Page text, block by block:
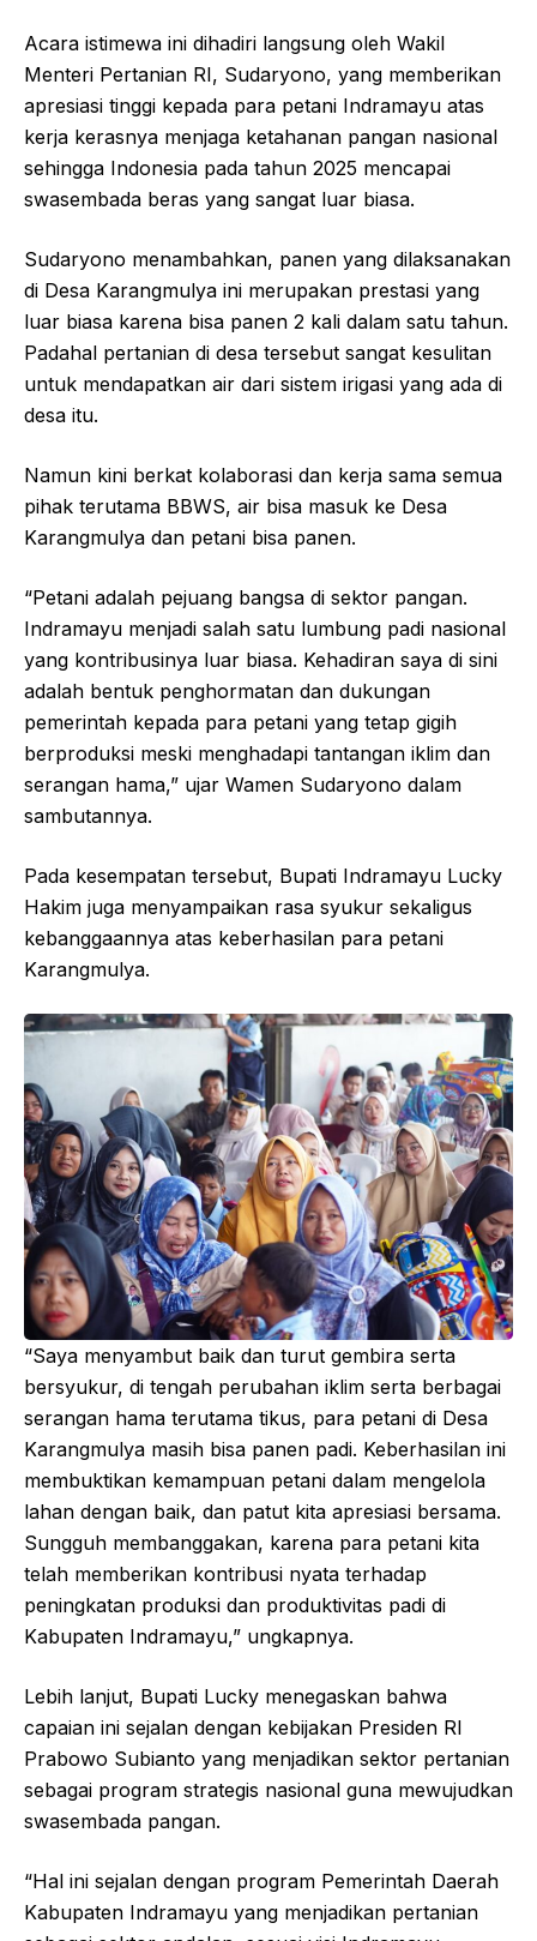
Acara istimewa ini dihadiri langsung oleh Wakil
Menteri Pertanian RI, Sudaryono, yang memberikan
apresiasi tinggi kepada para petani Indramayu atas
kerja kerasnya menjaga ketahanan pangan nasional
sehingga Indonesia pada tahun 2025 mencapai
swasembada beras yang sangat luar biasa.
Sudaryono menambahkan, panen yang dilaksanakan
di Desa Karangmulya ini merupakan prestasi yang
luar biasa karena bisa panen 2 kali dalam satu tahun.
Padahal pertanian di desa tersebut sangat kesulitan
untuk mendapatkan air dari sistem irigasi yang ada di
desa itu.
Namun kini berkat kolaborasi dan kerja sama semua
pihak terutama BBWS, air bisa masuk ke Desa
Karangmulya dan petani bisa panen.
“Petani adalah pejuang bangsa di sektor pangan.
Indramayu menjadi salah satu lumbung padi nasional
yang kontribusinya luar biasa. Kehadiran saya di sini
adalah bentuk penghormatan dan dukungan
pemerintah kepada para petani yang tetap gigih
berproduksi meski menghadapi tantangan iklim dan
serangan hama,” ujar Wamen Sudaryono dalam
sambutannya.
Pada kesempatan tersebut, Bupati Indramayu Lucky
Hakim juga menyampaikan rasa syukur sekaligus
kebanggaannya atas keberhasilan para petani
Karangmulya.
“Saya menyambut baik dan turut gembira serta
bersyukur, di tengah perubahan iklim serta berbagai
serangan hama terutama tikus, para petani di Desa
Karangmulya masih bisa panen padi. Keberhasilan ini
membuktikan kemampuan petani dalam mengelola
lahan dengan baik, dan patut kita apresiasi bersama.
Sungguh membanggakan, karena para petani kita
telah memberikan kontribusi nyata terhadap
peningkatan produksi dan produktivitas padi di
Kabupaten Indramayu,” ungkapnya.
Lebih lanjut, Bupati Lucky menegaskan bahwa
capaian ini sejalan dengan kebijakan Presiden RI
Prabowo Subianto yang menjadikan sektor pertanian
sebagai program strategis nasional guna mewujudkan
swasembada pangan.
“Hal ini sejalan dengan program Pemerintah Daerah
Kabupaten Indramayu yang menjadikan pertanian